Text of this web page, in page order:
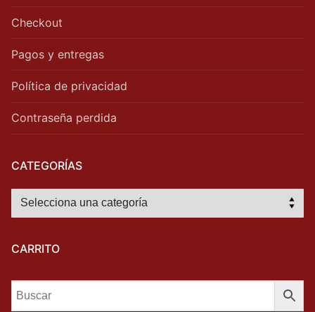
Checkout
Pagos y entregas
Política de privacidad
Contraseña perdida
CATEGORÍAS
CARRITO